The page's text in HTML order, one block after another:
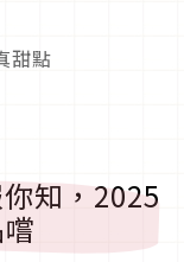
甜點
知，2025